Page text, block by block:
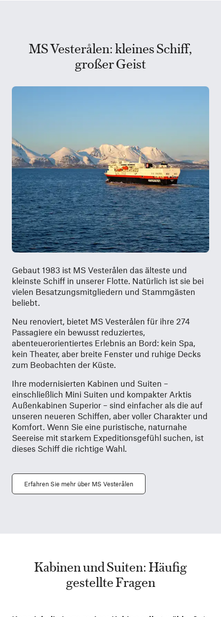
MS Vesterålen: kleines Schiff,
großer Geist
Gebaut 1983 ist MS Vesterålen das älteste und
kleinste Schiff in unserer Flotte. Natürlich ist sie bei
vielen Besatzungsmitgliedern und Stammgästen
beliebt.
Neu renoviert, bietet MS Vesterålen für ihre 274
Passagiere ein bewusst reduziertes,
abenteuerorientiertes Erlebnis an Bord: kein Spa,
kein Theater, aber breite Fenster und ruhige Decks
zum Beobachten der Küste.
Ihre modernisierten Kabinen und Suiten –
einschließlich Mini Suiten und kompakter Arktis
Außenkabinen Superior – sind einfacher als die auf
unseren neueren Schiffen, aber voller Charakter und
Komfort. Wenn Sie eine puristische, naturnahe
Seereise mit starkem Expeditionsgefühl suchen, ist
dieses Schiff die richtige Wahl.
Erfahren Sie mehr über MS Vesterålen
Kabinen und Suiten: Häufig
gestellte Fragen